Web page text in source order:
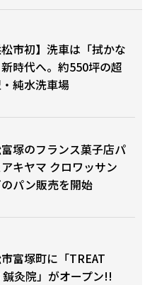
松市初】洗車は「拭かな
時代へ。約550坪の超
純水洗車場
塚のフランス菓子店パ
キヤマ クロワッサン
パン販売を開始
富塚町に「TREAT
鍼灸院」がオープン!!